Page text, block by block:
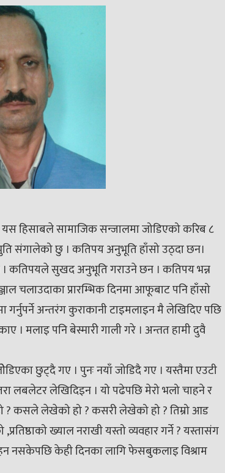
हिसाबले सामाजिक सन्जालमा जोडिएको करिब ८
संगालेको छु । कतिपय अनुभूति हाँसो उठ्दा छन।
कतिपयले सुखद अनुभूति गराउने छन । कतिपय भन्न
चलाउदाका प्रारम्भिक दिनमा आफूबाट पनि हाँसो
गर्नुपर्ने अन्तरंग कुराकानी टाइमलाइन मै लेखिदिए पछि
। मलाइ पनि बेस्मारी गाली गरे । अन्तत हामी दुवै
छुट्दै गए । पुनः नयाँ जोडिदै गए । यस्तैमा एउटी
लबलेटर लेखिदिइन । यो पढेपछि मेरो भलो चाहने र
कसले लेखेको हो ? कसरी लेखेको हो ? तिम्रो आड
ख्याल नराखी यस्तो व्यवहार गर्ने ? यस्तासंग
सहन नसकेपछि केही दिनका लागि फेसबुकलाइ विश्राम